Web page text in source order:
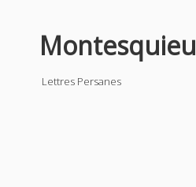
Montesquieu
Lettres Persanes